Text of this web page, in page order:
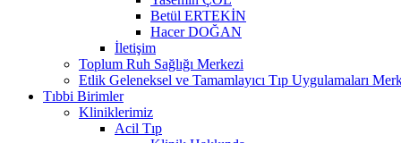
Betül ERTEKİN
Hacer DOĞAN
İletişim
Toplum Ruh Sağlığı Merkezi
Etlik Geleneksel ve Tamamlayıcı Tıp Uygulamaları
Tıbbi Birimler
Kliniklerimiz
Acil Tıp